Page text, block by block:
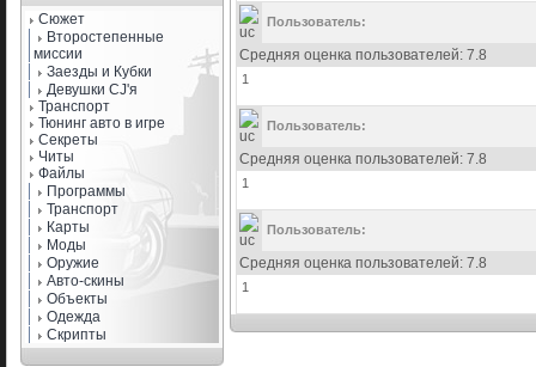
Сюжет
Второстепенные
миссии
Заезды и Кубки
Девушки CJ'я
Транспорт
Тюнинг авто в игре
Секреты
Читы
Файлы
Программы
Транспорт
Карты
Моды
Оружие
Авто-скины
Объекты
Одежда
Скрипты
Пользователь:
Средняя оценка пользователей: 7.8
1
Пользователь:
Средняя оценка пользователей: 7.8
1
Пользователь:
Средняя оценка пользователей: 7.8
1